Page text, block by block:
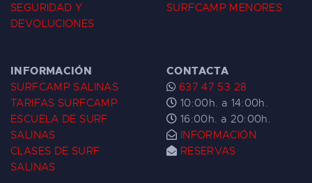
SEGURIDAD Y
DEVOLUCIONES
SURFCAMP MENORES
INFORMACIÓN
SURFCAMP SALINAS
TARIFAS SURFCAMP
ESCUELA DE SURF
SALINAS
CLASES DE SURF
SALINAS
CONTACTA
637 47 53 28
10:00h. a 14:00h.
16:00h. a 20:00h.
INFORMACIÓN
RESERVAS